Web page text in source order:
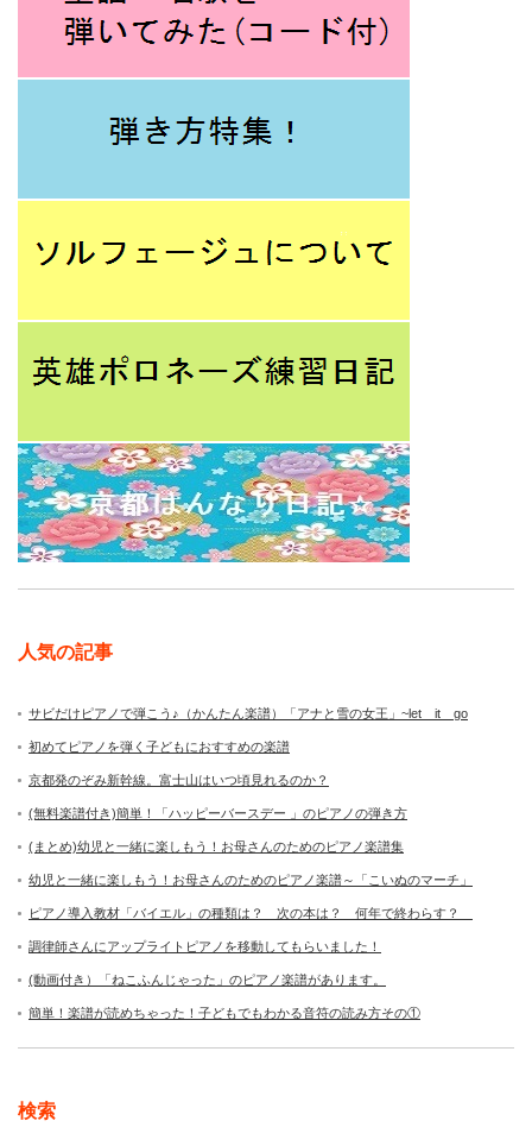
人気の記事
サビだけピアノで弾こう♪（かんたん楽譜）「アナと雪の女王」~let it go
初めてピアノを弾く子どもにおすすめの楽譜
京都発のぞみ新幹線。富士山はいつ頃見れるのか？
(無料楽譜付き)簡単！「ハッピーバースデー 」のピアノの弾き方
(まとめ)幼児と一緒に楽しもう！お母さんのためのピアノ楽譜集
幼児と一緒に楽しもう！お母さんのためのピアノ楽譜～「こいぬのマーチ」
ピアノ導入教材「バイエル」の種類は？ 次の本は？ 何年で終わらす？
調律師さんにアップライトピアノを移動してもらいました！
(動画付き）「ねこふんじゃった」のピアノ楽譜があります。
簡単！楽譜が読めちゃった！子どもでもわかる音符の読み方その①
検索